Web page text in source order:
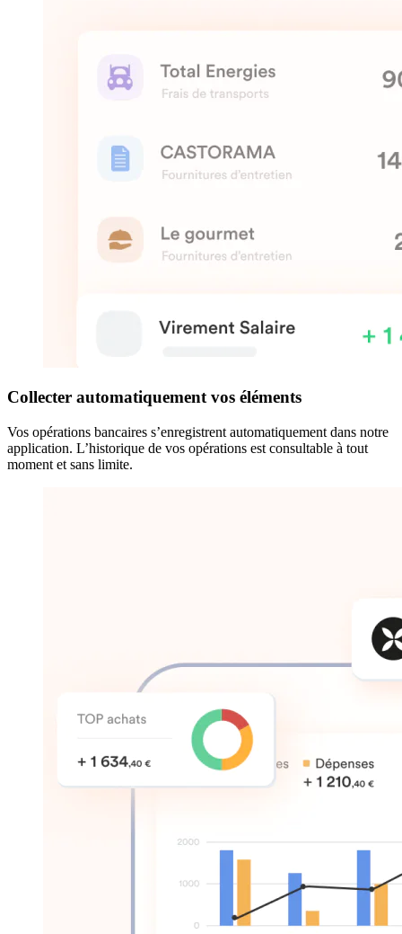
Collecter automatiquement vos éléments
Vos opérations bancaires s’enregistrent automatiquement dans notre
application. L’historique de vos opérations est consultable à tout
moment et sans limite.